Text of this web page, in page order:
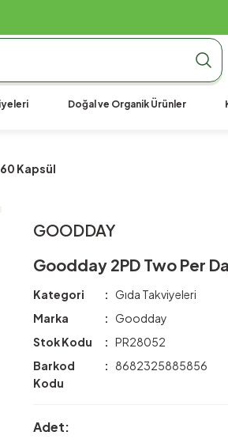
Üzeri Ücretsiz Kargo990 TL Üzeri
Doğal ve Organik Ürünler
Kapsül
GOODDAY
Goodday 2PD Two Per
Kategori
Gıda Takviyeleri
Marka
Goodday
Stok Kodu
PR28052
Barkod
Kodu
8682325885856
Adet: